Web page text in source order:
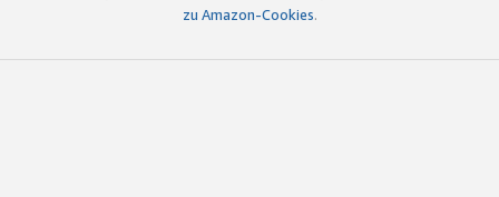
zu Amazon-Cookies.